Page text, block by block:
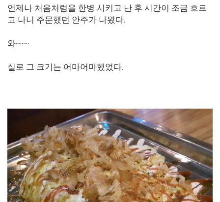
언제나 처음처럼을 한병 시키고 난 후 시간이 조금 흐르
고 나니 주문했던 안주가 나왔다.
와~~~
실로 그 크기는 어마어마했었다.